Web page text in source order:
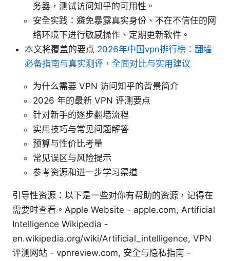
务器，测试访问知乎的可用性。
安全实践：避免暴露真实身份、不在不信任的网
络环境下进行敏感操作、定期更新软件。
本文将覆盖的要点 2026年中国vpn排行榜：翻墙
必备指南与真实测评，全面对比与实用建议
为什么需要 VPN 访问知乎的背景简介
2026 年的最新 VPN 评测要点
针对新手的逐步翻墙流程
实用技巧与常见问题解答
预算与性价比考量
常见误区与风险提示
参考资源和进一步学习渠道
引导性资源：以下是一些对你有帮助的资源，记得在
需要时查看。Apple Website - apple.com, Artificial
Intelligence Wikipedia -
en.wikipedia.org/wiki/Artificial_intelligence, VPN
评测网站 - vpnreview.com, 安全与隐私指南 -